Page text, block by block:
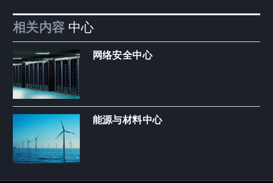
相关内容 中心
网络安全中心
能源与材料中心